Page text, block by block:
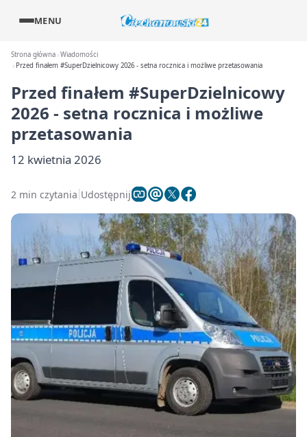
MENU
Strona główna Wiadomości
Przed finałem #SuperDzielnicowy 2026 - setna rocznica i możliwe przetasowania
Przed finałem #SuperDzielnicowy
2026 - setna rocznica i możliwe
przetasowania
12 kwietnia 2026
2 min czytania Udostępnij